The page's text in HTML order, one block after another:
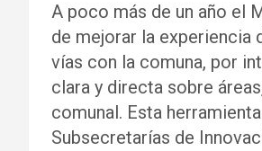
A poco más de un año el
de mejorar la experiencia
vías con la comuna, por
clara y directa sobre
comunal. Esta
Subsecretarías de